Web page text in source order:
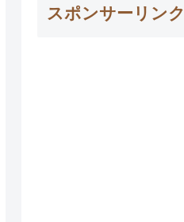
スポンサーリンク